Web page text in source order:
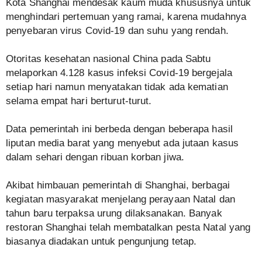
Kota Shanghai mendesak kaum muda khususnya untuk
menghindari pertemuan yang ramai, karena mudahnya
penyebaran virus Covid-19 dan suhu yang rendah.
Otoritas kesehatan nasional China pada Sabtu
melaporkan 4.128 kasus infeksi Covid-19 bergejala
setiap hari namun menyatakan tidak ada kematian
selama empat hari berturut-turut.
Data pemerintah ini berbeda dengan beberapa hasil
liputan media barat yang menyebut ada jutaan kasus
dalam sehari dengan ribuan korban jiwa.
Akibat himbauan pemerintah di Shanghai, berbagai
kegiatan masyarakat menjelang perayaan Natal dan
tahun baru terpaksa urung dilaksanakan. Banyak
restoran Shanghai telah membatalkan pesta Natal yang
biasanya diadakan untuk pengunjung tetap.